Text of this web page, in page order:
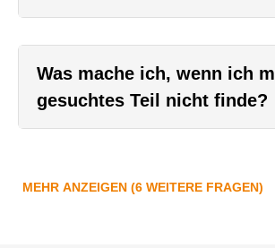
Was mache ich, wenn ich
gesuchtes Teil nicht finde?
MEHR ANZEIGEN (6 WEITERE FRAGEN)